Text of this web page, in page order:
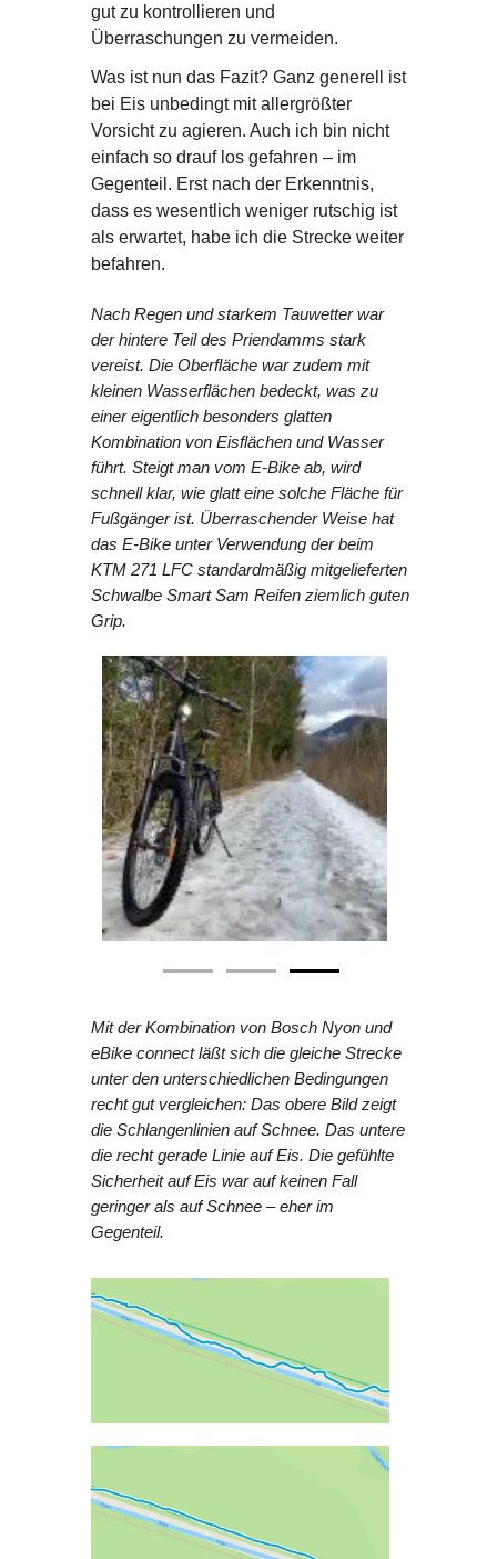
gut zu kontrollieren und
Überraschungen zu vermeiden.
Was ist nun das Fazit? Ganz generell ist
bei Eis unbedingt mit allergrößter
Vorsicht zu agieren. Auch ich bin nicht
einfach so drauf los gefahren – im
Gegenteil. Erst nach der Erkenntnis,
dass es wesentlich weniger rutschig ist
als erwartet, habe ich die Strecke weiter
befahren.
Nach Regen und starkem Tauwetter war
der hintere Teil des Priendamms stark
vereist. Die Oberfläche war zudem mit
kleinen Wasserflächen bedeckt, was zu
einer eigentlich besonders glatten
Kombination von Eisflächen und Wasser
führt. Steigt man vom E-Bike ab, wird
schnell klar, wie glatt eine solche Fläche für
Fußgänger ist. Überraschender Weise hat
das E-Bike unter Verwendung der beim
KTM 271 LFC standardmäßig mitgelieferten
Schwalbe Smart Sam Reifen ziemlich guten
Grip.
Mit der Kombination von Bosch Nyon und
eBike connect läßt sich die gleiche Strecke
unter den unterschiedlichen Bedingungen
recht gut vergleichen: Das obere Bild zeigt
die Schlangenlinien auf Schnee. Das untere
die recht gerade Linie auf Eis. Die gefühlte
Sicherheit auf Eis war auf keinen Fall
geringer als auf Schnee – eher im
Gegenteil.